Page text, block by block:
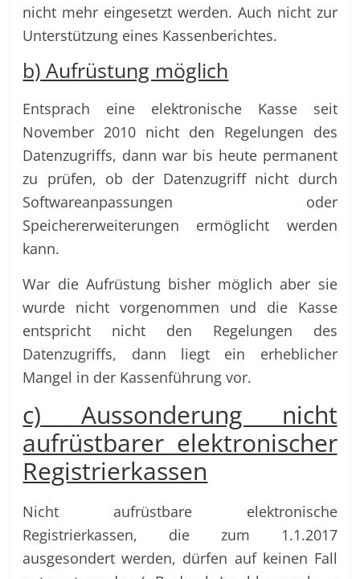
nicht mehr eingesetzt werden. Auch nicht zur
Unterstützung eines Kassenberichtes.
b) Aufrüstung möglich
Entsprach eine elektronische Kasse seit
November 2010 nicht den Regelungen des
Datenzugriffs, dann war bis heute permanent
zu prüfen, ob der Datenzugriff nicht durch
Softwareanpassungen oder
Speichererweiterungen ermöglicht werden
kann.
War die Aufrüstung bisher möglich aber sie
wurde nicht vorgenommen und die Kasse
entspricht nicht den Regelungen des
Datenzugriffs, dann liegt ein erheblicher
Mangel in der Kassenführung vor.
c) Aussonderung nicht
aufrüstbarer elektronischer
Registrierkassen
Nicht aufrüstbare elektronische
Registrierkassen, die zum 1.1.2017
ausgesondert werden, dürfen auf keinen Fall